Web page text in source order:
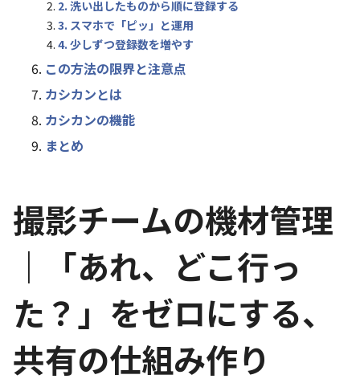
2. 洗い出したものから順に登録する
3. スマホで「ピッ」と運用
4. 少しずつ登録数を増やす
この方法の限界と注意点
カシカンとは
カシカンの機能
まとめ
撮影チームの機材管理
｜「あれ、どこ行っ
た？」をゼロにする、
共有の仕組み作り